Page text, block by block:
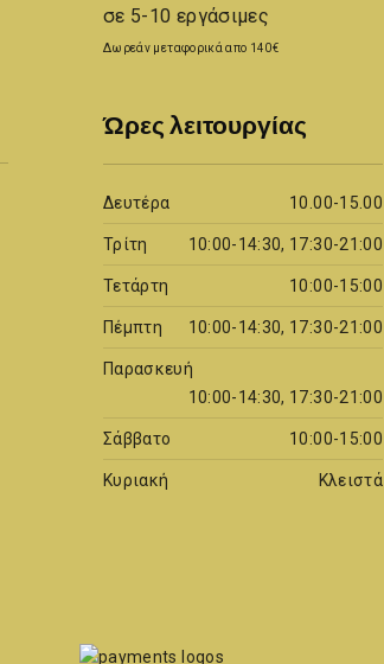
σε 5-10 εργάσιμες
Δωρεάν μεταφορικά απο 140€
Ώρες λειτουργίας
Δευτέρα 10.00-15.00
Τρίτη 10:00-14:30, 17:30-21:00
Τετάρτη 10:00-15:00
Πέμπτη 10:00-14:30, 17:30-21:00
Παρασκευή
10:00-14:30, 17:30-21:00
Σάββατο 10:00-15:00
Κυριακή Κλειστά